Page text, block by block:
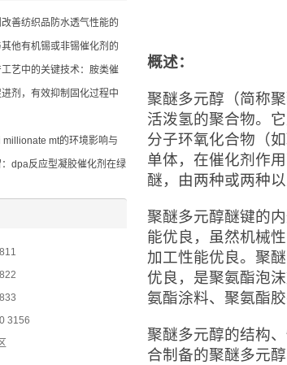
概述：
聚醚多元醇（简称
活泼氢的聚合物。
分子环氧化合物（
单体，在催化剂作
醚，由两种或两种
聚醚多元醇醚键的
能优良，虽然机械
加工性能优良。聚
优良，是聚氨酯泡
氨酯涂料、聚氨酯
聚醚多元醇的结构
合制备的聚醚多元
善纺织品防水透气性能的
他有机锡或非锡催化剂的
艺中的关键技术：胺类催
潜力
剂，有效抑制固化过程中
绝缘性稳定
millionate mt的环境影响与
dpa反应型凝胶催化剂在绿
3156